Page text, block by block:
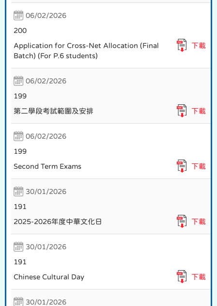
06/02/2026
200
Application for Cross-Net Allocation (Final
Batch) (For P.6 students)
下載
06/02/2026
199
第二學段考試範圍及安排 下載
06/02/2026
199
Second Term Exams 下載
30/01/2026
191
2025-2026年度中華文化日 下載
30/01/2026
191
Chinese Cultural Day 下載
30/01/2026